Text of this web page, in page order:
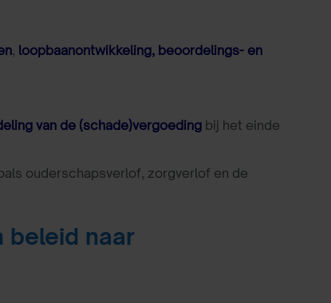
, loopbaanontwikkeling, beoordelings- en
van de (schade)vergoedingbij het einde
ouderschapsverlof, zorgverlof en de
beleid naar